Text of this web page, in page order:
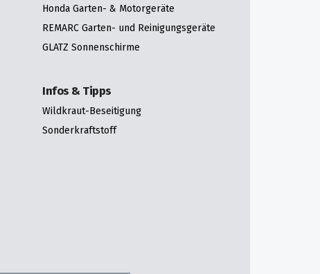
Honda Garten- & Motorgeräte
REMARC Garten- und Reinigungsgeräte
GLATZ Sonnenschirme
Infos & Tipps
Wildkraut-Beseitigung
Sonderkraftstoff